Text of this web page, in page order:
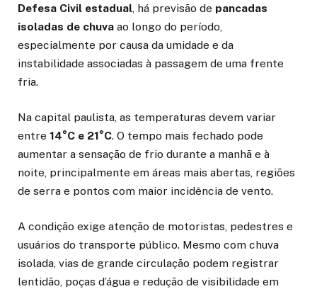
Defesa Civil estadual , há previsão de pancadas
isoladas de chuva ao longo do período,
especialmente por causa da umidade e da
instabilidade associadas à passagem de uma frente
fria.
Na capital paulista, as temperaturas devem variar
entre 14°C e 21°C. O tempo mais fechado pode
aumentar a sensação de frio durante a manhã e à
noite, principalmente em áreas mais abertas, regiões
de serra e pontos com maior incidência de vento.
A condição exige atenção de motoristas, pedestres e
usuários do transporte público. Mesmo com chuva
isolada, vias de grande circulação podem registrar
lentidão, poças d’água e redução de visibilidade em